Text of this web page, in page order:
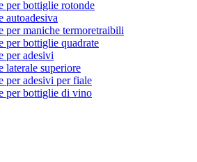
per bottiglie rotonde
autoadesiva
per maniche termoretraibili
per bottiglie quadrate
per adesivi
laterale superiore
per adesivi per fiale
per bottiglie di vino